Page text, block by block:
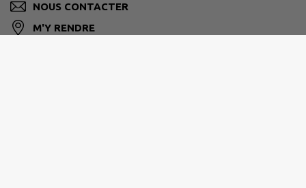
NOUS CONTACTER
M'Y RENDRE